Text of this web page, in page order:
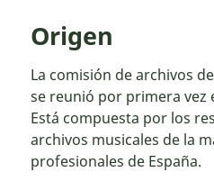
Origen
La comisión de archivos
se reunió por primera vez
Está compuesta por los
archivos musicales de la
profesionales de España.